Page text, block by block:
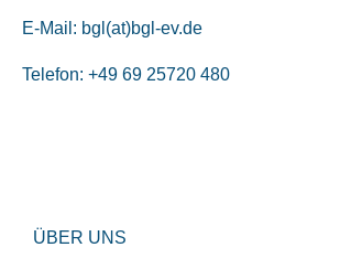
E-Mail: bgl(at)bgl-ev.de
Telefon: +49 69 25720 480
ÜBER UNS